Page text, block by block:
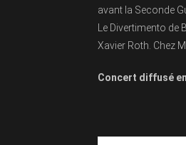
avant la Seconde
Le Divertimento
Xavier Roth. Chez
Concert diffusé